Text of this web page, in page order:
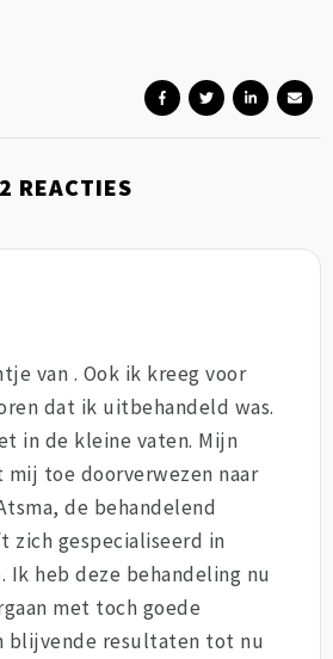
2 REACTIES
van . Ook ik kreeg voor
dat ik uitbehandeld was.
in de kleine vaten. Mijn
toe doorverwezen naar
de behandelend
zich gespecialiseerd in
Ik heb deze behandeling nu
met toch goede
blijvende resultaten tot nu